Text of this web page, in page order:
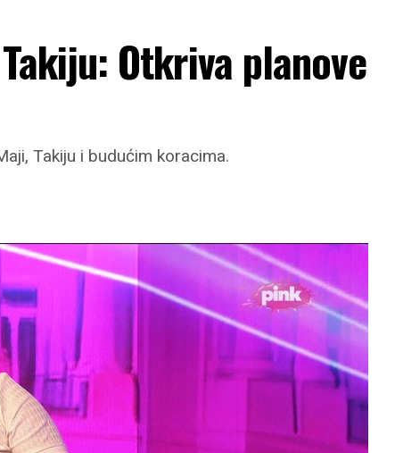
Otkriva planove
Takiju i budućim koracima.